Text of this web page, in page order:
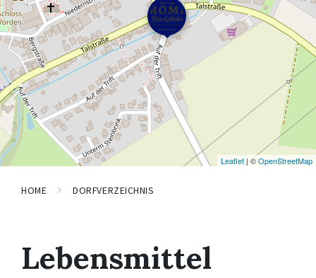
Leaflet | ©OpenStreetMap
HOME DORFVERZEICHNIS
Lebensmittel